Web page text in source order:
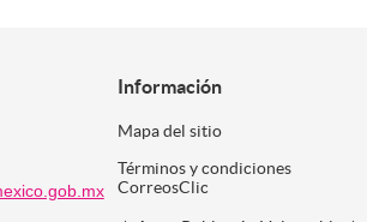
Información
Mapa del sitio
Términos y condiciones
CorreosClic